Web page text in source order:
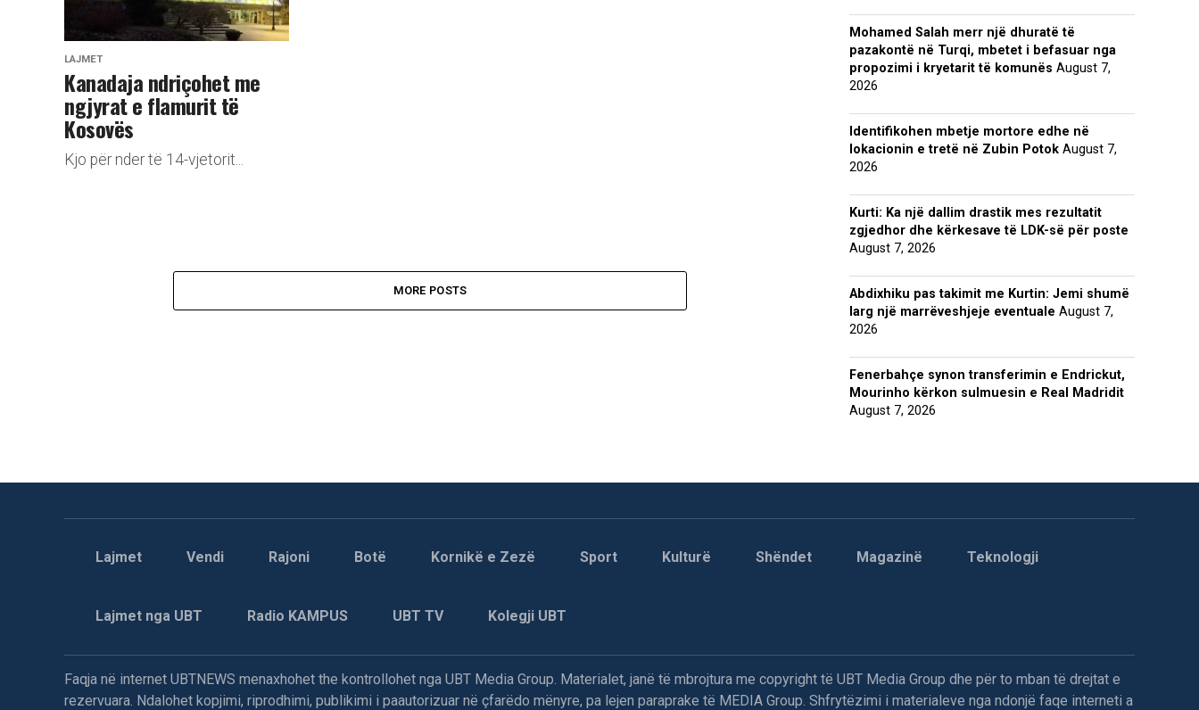
LAJMET
Kanadaja ndriçohet me
ngjyrat e flamurit të
Kosovës
Kjo për nder të 14-vjetorit...
MORE POSTS
Mohamed Salah merr një dhuratë të
pazakontë në Turqi, mbetet i befasuar nga
propozimi i kryetarit të komunës August 7,
2026
Identifikohen mbetje mortore edhe në
lokacionin e tretë në Zubin Potok August 7,
2026
Kurti: Ka një dallim drastik mes rezultatit
zgjedhor dhe kërkesave të LDK-së për poste
August 7, 2026
Abdixhiku pas takimit me Kurtin: Jemi shumë
larg një marrëveshjeje eventuale August 7,
2026
Fenerbahçe synon transferimin e Endrickut,
Mourinho kërkon sulmuesin e Real Madridit
August 7, 2026
Lajmet Vendi Rajoni Botë Kornikë e Zezë Sport Kulturë Shëndet Magazinë Teknologji
Lajmet nga UBT Radio KAMPUS UBT TV Kolegji UBT
Faqja në internet UBTNEWS menaxhohet the kontrollohet nga UBT Media Group. Materialet, janë të mbrojtura me copyright të UBT Media Group dhe për to mban të drejtat e
rezervuara. Ndalohet kopjimi, riprodhimi, publikimi i paautorizuar në çfarëdo mënyre, pa lejen paraprake të MEDIA Group. Shfrytëzimi i materialeve nga ndonjë faqe interneti a